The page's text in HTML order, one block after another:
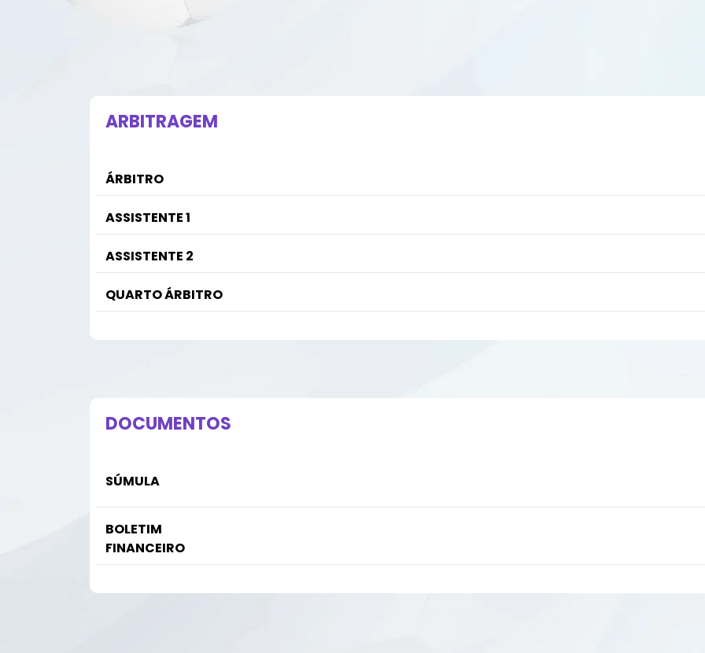
ARBITRAGEM
ÁRBITRO
ASSISTENTE 1
ASSISTENTE 2
QUARTO ÁRBITRO
DOCUMENTOS
SÚMULA
BOLETIM
FINANCEIRO